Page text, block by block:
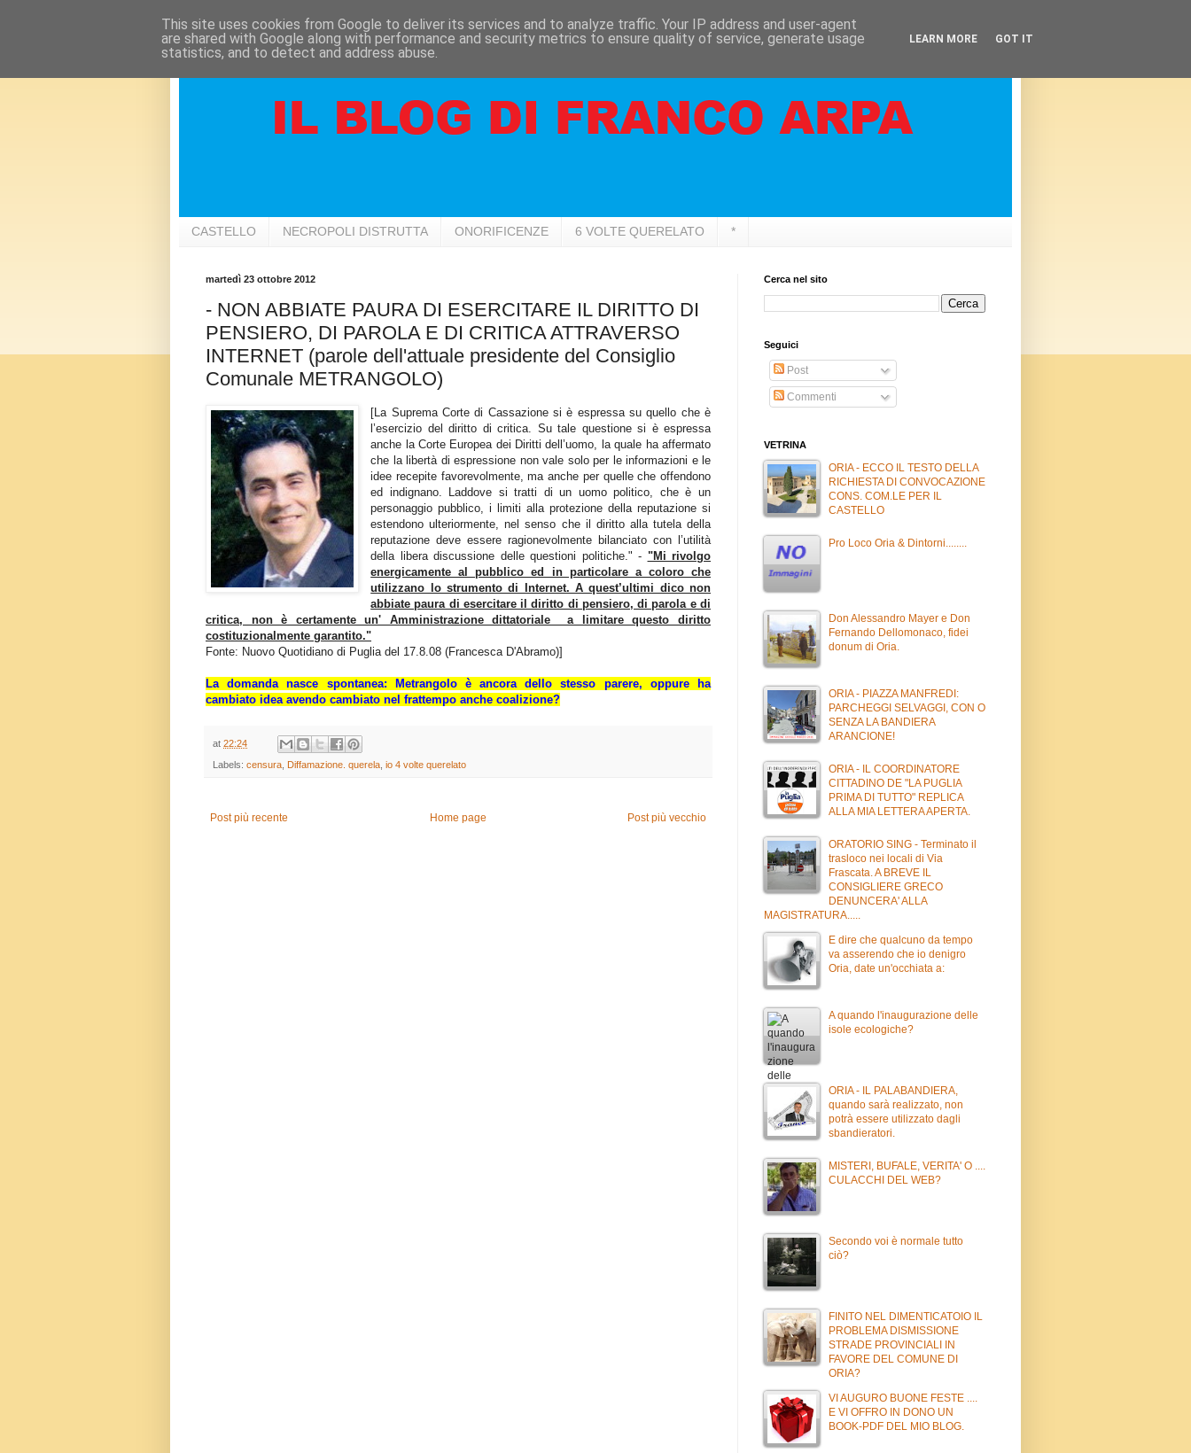
CASTELLO NECROPOLI DISTRUTTA ONORIFICENZE 6 VOLTE QUERELATO *
martedì 23 ottobre 2012
- NON ABBIATE PAURA DI ESERCITARE IL DIRITTO DI
PENSIERO, DI PAROLA E DI CRITICA ATTRAVERSO
INTERNET (parole dell'attuale presidente del Consiglio
Comunale METRANGOLO)
[La Suprema Corte di Cassazione si è espressa su quello che è
l’esercizio del diritto di critica. Su tale questione si è espressa
anche la Corte Europea dei Diritti dell’uomo, la quale ha affermato
che la libertà di espressione non vale solo per le informazioni e le
idee recepite favorevolmente, ma anche per quelle che offendono
ed indignano. Laddove si tratti di un uomo politico, che è un
personaggio pubblico, i limiti alla protezione della reputazione si
estendono ulteriormente, nel senso che il diritto alla tutela della
reputazione deve essere ragionevolmente bilanciato con l’utilità
della libera discussione delle questioni politiche." - "Mi rivolgo
energicamente al pubblico ed in particolare a coloro che
utilizzano lo strumento di Internet. A quest’ultimi dico non
abbiate paura di esercitare il diritto di pensiero, di parola e di
critica, non è certamente un' Amministrazione dittatoriale a limitare questo diritto
costituzionalmente garantito."
Fonte: Nuovo Quotidiano di Puglia del 17.8.08 (Francesca D'Abramo)]
La domanda nasce spontanea: Metrangolo è ancora dello stesso parere, oppure ha
cambiato idea avendo cambiato nel frattempo anche coalizione?
at 22:24
Labels: censura Diffamazione. querela io 4 volte querelato
Post più recente Post più vecchio
Home page
Cerca nel sito
Seguici
Post
Commenti
VETRINA
ORIA - ECCO IL TESTO DELLA
RICHIESTA DI CONVOCAZIONE
CONS. COM.LE PER IL
CASTELLO
Pro Loco Oria & Dintorni........
Don Alessandro Mayer e Don
Fernando Dellomonaco, fidei
donum di Oria.
ORIA - PIAZZA MANFREDI:
PARCHEGGI SELVAGGI, CON O
SENZA LA BANDIERA
ARANCIONE!
ORIA - IL COORDINATORE
CITTADINO DE "LA PUGLIA
PRIMA DI TUTTO" REPLICA
ALLA MIA LETTERA APERTA.
ORATORIO SING - Terminato il
trasloco nei locali di Via
Frascata. A BREVE IL
CONSIGLIERE GRECO
DENUNCERA' ALLA
MAGISTRATURA.....
E dire che qualcuno da tempo
va asserendo che io denigro
Oria, date un'occhiata a:
A quando l'inaugurazione delle
isole ecologiche?
ORIA - IL PALABANDIERA,
quando sarà realizzato, non
potrà essere utilizzato dagli
sbandieratori.
MISTERI, BUFALE, VERITA' O ....
CULACCHI DEL WEB?
Secondo voi è normale tutto
ciò?
FINITO NEL DIMENTICATOIO IL
PROBLEMA DISMISSIONE
STRADE PROVINCIALI IN
FAVORE DEL COMUNE DI
ORIA?
VI AUGURO BUONE FESTE ....
E VI OFFRO IN DONO UN
BOOK-PDF DEL MIO BLOG.
This site uses cookies from Google to deliver its services and to analyze traffic. Your IP address and user-agent
are shared with Google along with performance and security metrics to ensure quality of service, generate usage
statistics, and to detect and address abuse.
LEARN MORE GOT IT